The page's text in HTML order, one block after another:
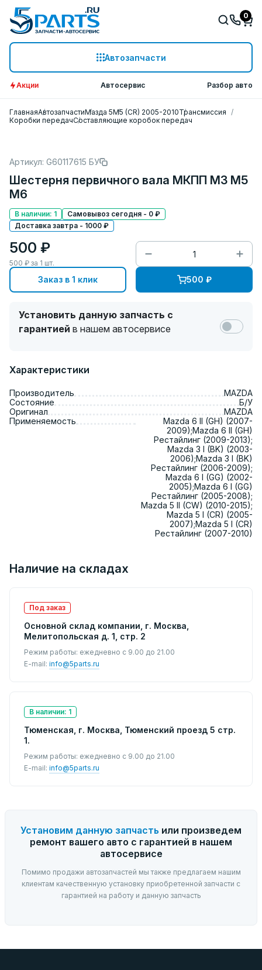
Автозапчасти
0
Акции Автосервис Разбор авто
ГлавнаяАвтозапчастиМазда 5M5 (CR) 2005-2010Трансмиссия
Коробки передачСоставляющие коробок передач
Артикул: G60117615 БУ
Шестерня первичного вала МКПП M3 M5
M6
В наличии: 1
Самовывоз сегодня - 0 ₽
Доставка завтра - 1000 ₽
500 ₽
500 ₽ за 1 шт.
Заказ в 1 клик 500 ₽
Установить данную запчасть с
гарантией в нашем автосервисе
Характеристики
Производитель
MAZDA
Состояние
Б/У
Оригинал
MAZDA
Применяемость
Mazda 6 II (GH) (2007-
2009);Mazda 6 II (GH)
Рестайлинг (2009-2013);
Mazda 3 I (BK) (2003-
2006);Mazda 3 I (BK)
Рестайлинг (2006-2009);
Mazda 6 I (GG) (2002-
2005);Mazda 6 I (GG)
Рестайлинг (2005-2008);
Mazda 5 II (CW) (2010-2015);
Mazda 5 I (CR) (2005-
2007);Mazda 5 I (CR)
Рестайлинг (2007-2010)
Наличие на складах
Под заказ
Основной склад компании, г. Москва,
Мелитопольская д. 1, стр. 2
Режим работы: ежедневно с 9.00 до 21.00
E-mail: info@5parts.ru
В наличии: 1
Тюменская, г. Москва, Тюменский проезд 5 стр.
1.
Режим работы: ежедневно с 9.00 до 21.00
E-mail: info@5parts.ru
Установим данную запчасть или произведем
ремонт вашего авто с гарантией в нашем
автосервисе
Помимо продажи автозапчастей мы также предлагаем нашим
клиентам качественную установку приобретенной запчасти с
гарантией на работу и данную запчасть